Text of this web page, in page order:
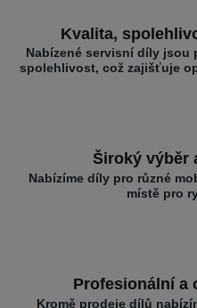
Kvalita,
Nabízené servisní díly jsou
spolehlivost, což zajišťuje
Široký výběr
Nabízíme díly pro různé
místě pro
Profesionální a
Kromě prodeje dílů